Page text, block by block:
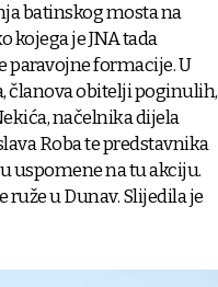
batinskog mosta na
kojega je JNA tada
paravojne formacije. U
članova obitelji poginulih,
načelnika dijela
Roba te predstavnika
uspomene na tu akciju.
ruže u Dunav. Slijedila je